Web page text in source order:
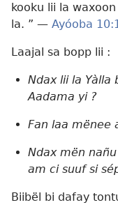
kooku lii la
la. ” — Ayóoba
Laajal sa bopp lii :
Ndax lii la Yàlla
Aadama yi ?
Fan laa mënee
Ndax mën
am ci suuf si
Biibël bi dafay